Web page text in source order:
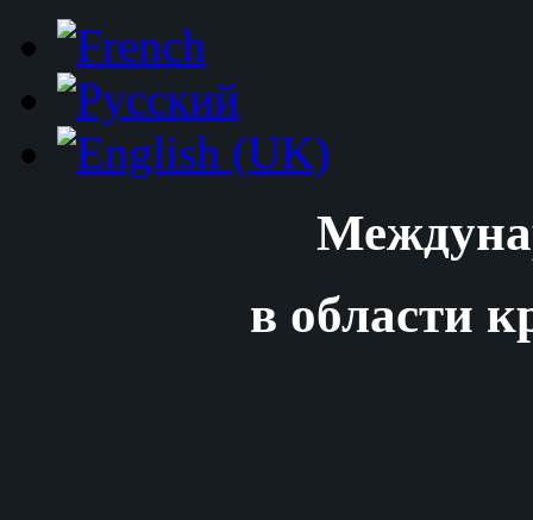
в области